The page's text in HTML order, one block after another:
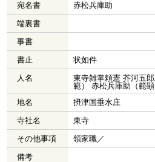
宛名書
赤松兵庫助
端裏書
事書
書止
状如件
人名
東寺雑掌頼憲 芥河五
範） 赤松兵庫助（範顕
地名
摂津国垂水庄
寺社名
東寺
その他事項
領家職／
備考